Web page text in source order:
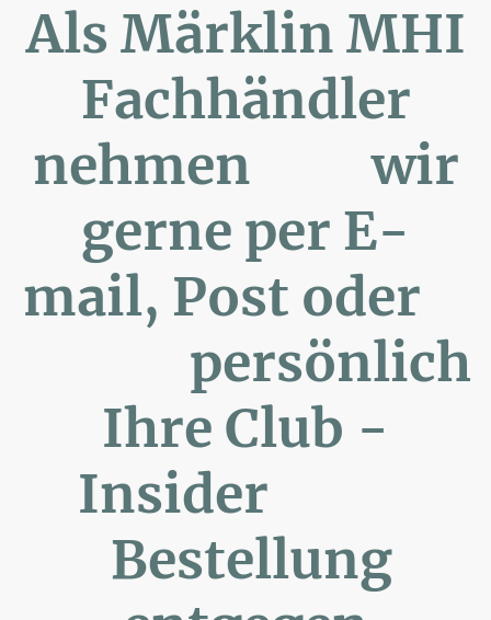
Als Märklin MHI
Fachhändler
nehmen wir
gerne per E-
mail, Post oder
persönlich
Ihre Club -
Insider
Bestellung